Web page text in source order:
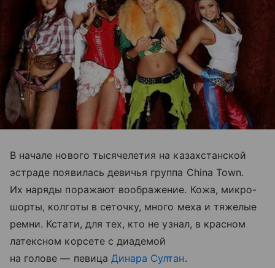
В начале нового тысячелетия на казахстанской
эстраде появилась девичья группа China Town.
Их наряды поражают воображение. Кожа, микро-
шорты, колготы в сеточку, много меха и тяжелые
ремни. Кстати, для тех, кто не узнал, в красном
латексном корсете с диадемой
на голове — певица Динара Султан.